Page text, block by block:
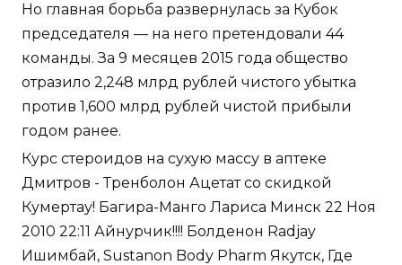
Но главная борьба развернулась за Кубок
председателя — на него претендовали 44
команды. За 9 месяцев 2015 года общество
отразило 2,248 млрд рублей чистого убытка
против 1,600 млрд рублей чистой прибыли
годом ранее.
Курс стероидов на сухую массу в аптеке
Дмитров - Тренболон Ацетат со скидкой
Кумертау! Багира-Манго Лариса Минск 22 Ноя
2010 22:11 Айнурчик!!!! Болденон Radjay
Ишимбай, Sustanon Body Pharm Якутск, Где